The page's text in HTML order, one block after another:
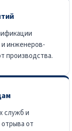
и инженеров-
производства.
служб и
от